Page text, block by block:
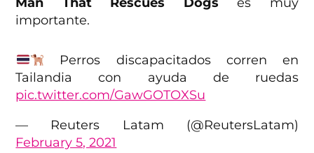
importante.
Perros discapacitados corren en
Tailandia con ayuda de ruedas
pic.twitter.com/GawGOTOXSu
— Reuters Latam (@ReutersLatam)
February 5, 2021